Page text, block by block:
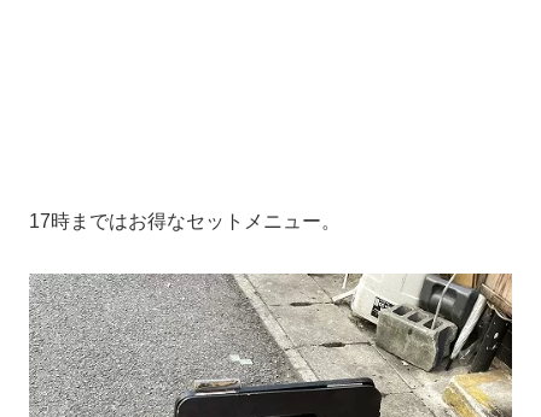
17時まではお得なセットメニュー。